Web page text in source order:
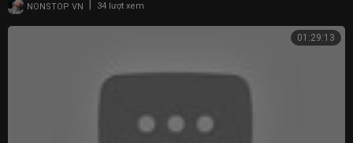
NONSTOP VN 34 lượt xem
01:29:13